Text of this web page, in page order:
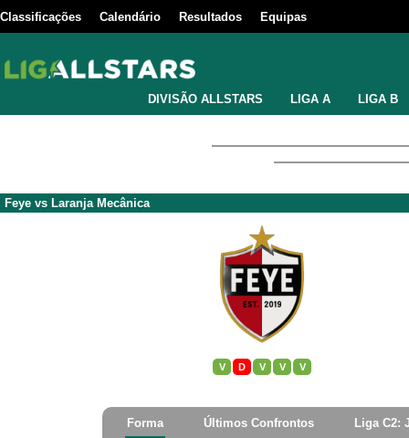
Classificações Calendário Resultados Equipas
DIVISÃO ALLSTARS LIGA A LIGA B
Feye vs Laranja Mecânica
V D V V V
Forma Últimos Confrontos Liga C2: